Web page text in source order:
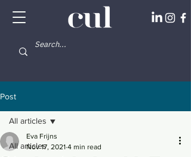
Post
All articles
All articles
Eva Frijns
Nov 17, 2021 4 min read